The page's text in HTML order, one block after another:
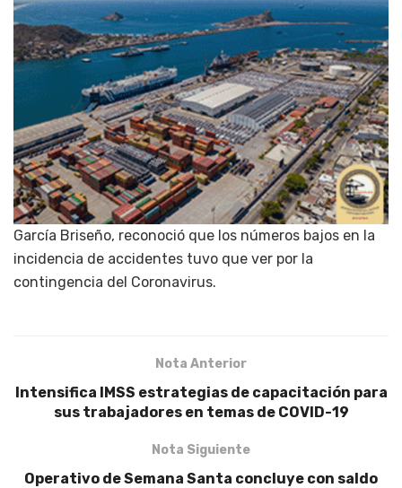
García Briseño, reconoció que los números bajos en la
incidencia de accidentes tuvo que ver por la
contingencia del Coronavirus.
Nota Anterior
Intensifica IMSS estrategias de capacitación para
sus trabajadores en temas de COVID-19
Nota Siguiente
Operativo de Semana Santa concluye con saldo